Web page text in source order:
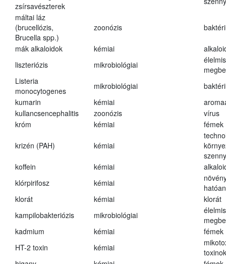
zsírsavészterek
máltai láz
(brucellózis,
Brucella spp.)
zoonózis
mák alkaloidok kémiai
liszteriózis
mikrobiológiai
Listeria
monocytogenes
mikrobiológiai
kumarin
kémiai
kullancsencephalitis
zoonózis
vírus
króm
kémiai fémek
krizén (PAH) kémiai
koffein
kémiai
klórpirifosz
kémiai
klorát
kémiai
klorát
kampilobakteriózis
mikrobiológiai
kadmium
kémiai
fémek
HT-2 toxin
kémiai
toxinok